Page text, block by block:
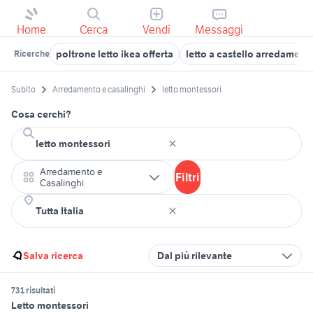
Home Cerca Vendi Messaggi
Ricerche poltrone letto ikea offerta letto a castello
Subito Arredamento e casalinghi letto montessori
Cosa cerchi?
Arredamento e
Casalinghi
Filtri
Salva ricerca Dal più rilevante
731 risultati
Letto montessori